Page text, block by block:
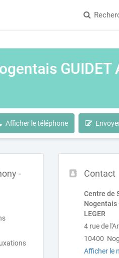
Afficher le téléphone
Contact
Centre de
Nogentais
LEGER
4 rue de
10400
Afficher le
-